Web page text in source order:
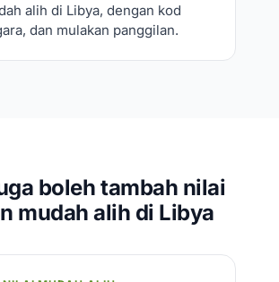
alih di Libya, dengan kod
dan mulakan panggilan.
boleh tambah nilai
mudah alih di Libya